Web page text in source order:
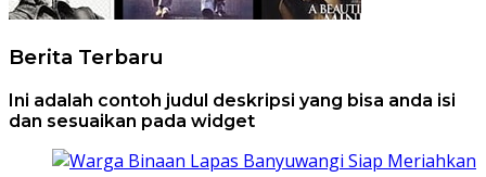
Berita Terbaru
Ini adalah contoh judul deskripsi yang bisa anda isi
dan sesuaikan pada widget